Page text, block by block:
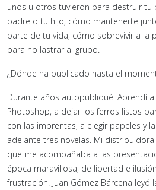
unos u otros tuvieron para destruir tu
padre o tu hijo, cómo mantenerte
parte de tu vida, cómo sobrevivir a la
para no lastrar al grupo.
¿Dónde ha publicado hasta el
Durante años autopubliqué. Aprendí a
Photoshop, a dejar los ferros listos
con las imprentas, a elegir papeles y
adelante tres novelas. Mi
que me acompañaba a las
época maravillosa, de libertad e
frustración. Juan Gómez Bárcena leyó